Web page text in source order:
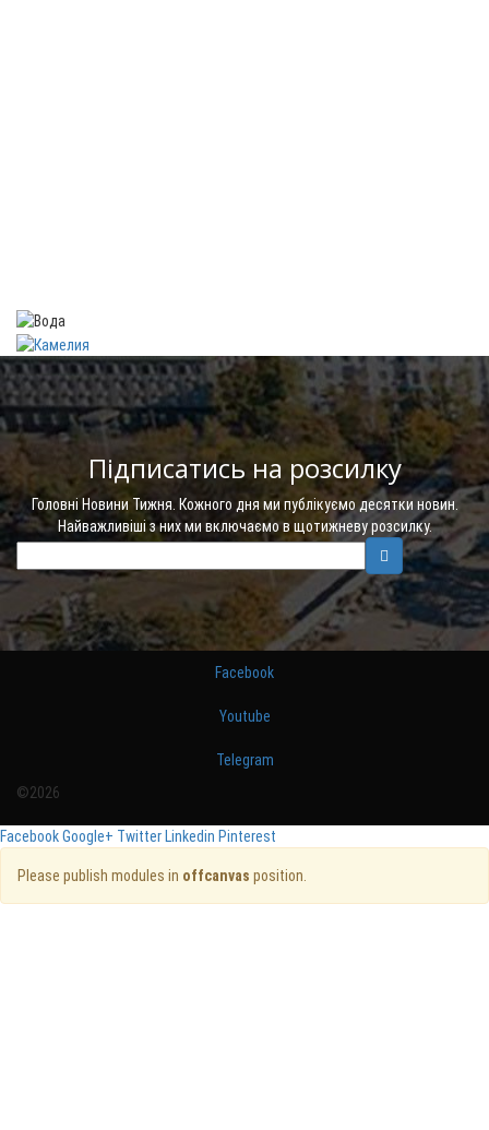
Підписатись на розсилку
Головні Новини Тижня. Кожного дня ми публікуємо десятки новин.
Найважливіші з них ми включаємо в щотижневу розсилку.
Facebook
Youtube
Telegram
©2026
FacebookGoogle+ TwitterLinkedin Pinterest
Please publish modules in offcanvas position.